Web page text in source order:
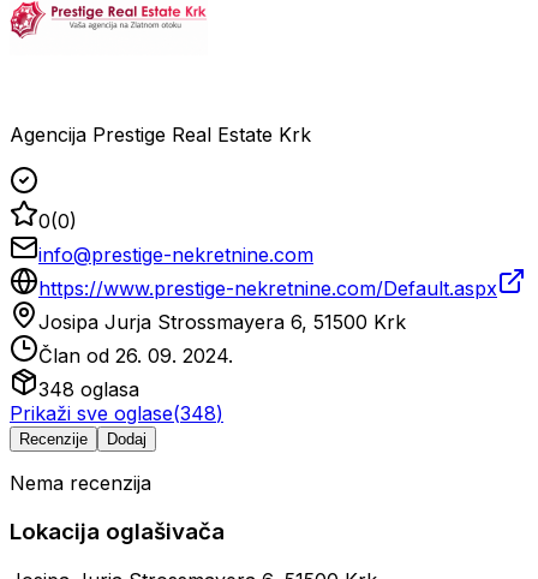
Agencija Prestige Real Estate Krk
0(0)
info@prestige-nekretnine.com
https://www.prestige-nekretnine.com/Default.aspx
Josipa Jurja Strossmayera 6, 51500 Krk
Član od 26. 09. 2024.
348 oglasa
Prikaži sve oglase(348)
Recenzije Dodaj
Nema recenzija
Lokacija oglašivača